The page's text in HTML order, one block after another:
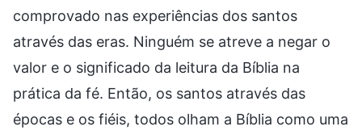
comprovado nas experiências dos santos
através das eras. Ninguém se atreve a negar o
valor e o significado da leitura da Bíblia na
prática da fé. Então, os santos através das
épocas e os fiéis, todos olham a Bíblia como uma